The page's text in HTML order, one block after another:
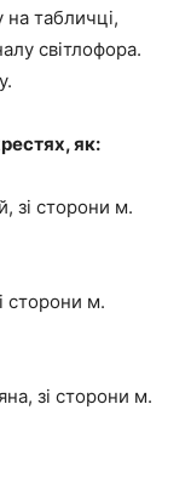
на табличці,
світлофора.
як:
зі сторони м.
сторони м.
зі сторони м.